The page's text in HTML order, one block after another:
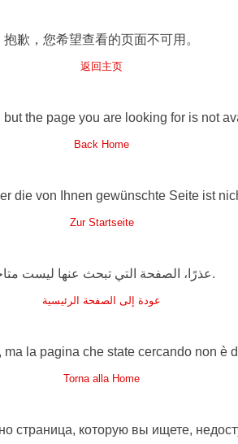
抱歉，您希望查看的页面不可用。
返回主页
but the page you are looking for is not
Back Home
die von Ihnen gewünschte Seite ist
Zur Startseite
عذرًا، الصفحة التي تبحث عنها ليست متاحة.
عودة إلى الصفحة الرئيسية
ma la pagina che state cercando non è
Torna alla Home
страница, которую вы ищете,